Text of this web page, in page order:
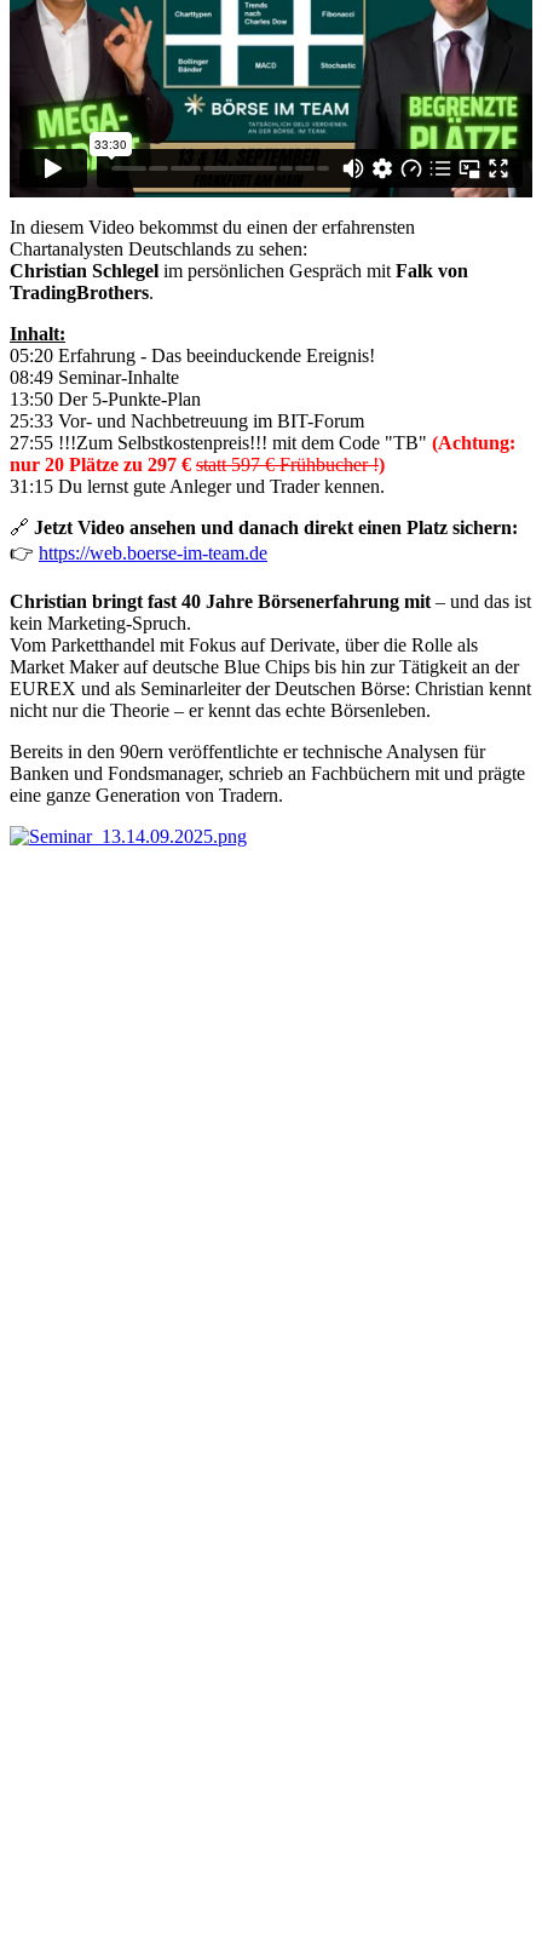
In diesem Video bekommst du einen der erfahrensten
Chartanalysten Deutschlands zu sehen:
Christian Schlegel im persönlichen Gespräch mit Falk von
TradingBrothers.
Inhalt:
05:20 Erfahrung - Das beeinduckende Ereignis!
08:49 Seminar-Inhalte
13:50 Der 5-Punkte-Plan
25:33 Vor- und Nachbetreuung im BIT-Forum
27:55 !!!Zum Selbstkostenpreis!!! mit dem Code "TB" (Achtung:
nur 20 Plätze zu 297 € statt 597 € Frühbucher !)
31:15 Du lernst gute Anleger und Trader kennen.
🔗 Jetzt Video ansehen und danach direkt einen Platz sichern:
👉 https://web.boerse-im-team.de
Christian bringt fast 40 Jahre Börsenerfahrung mit – und das ist
kein Marketing-Spruch.
Vom Parketthandel mit Fokus auf Derivate, über die Rolle als
Market Maker auf deutsche Blue Chips bis hin zur Tätigkeit an der
EUREX und als Seminarleiter der Deutschen Börse: Christian kennt
nicht nur die Theorie – er kennt das echte Börsenleben.
Bereits in den 90ern veröffentlichte er technische Analysen für
Banken und Fondsmanager, schrieb an Fachbüchern mit und prägte
eine ganze Generation von Tradern.